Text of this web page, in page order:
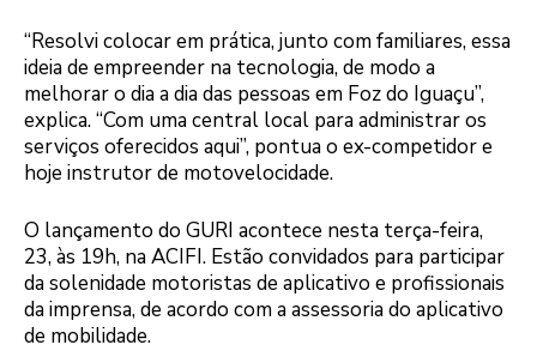
“Resolvi colocar em prática, junto com familiares, essa
ideia de empreender na tecnologia, de modo a
melhorar o dia a dia das pessoas em Foz do Iguaçu”,
explica. “Com uma central local para administrar os
serviços oferecidos aqui”, pontua o ex-competidor e
hoje instrutor de motovelocidade.
O lançamento do GURI acontece nesta terça-feira,
23, às 19h, na ACIFI. Estão convidados para participar
da solenidade motoristas de aplicativo e profissionais
da imprensa, de acordo com a assessoria do aplicativo
de mobilidade.